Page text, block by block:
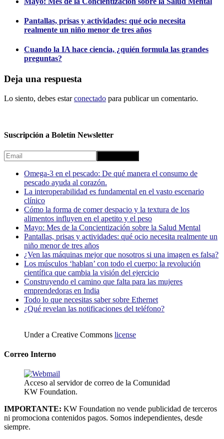
Pantallas, prisas y actividades: qué ocio necesita
realmente un niño menor de tres años
Cuando la IA hace ciencia, ¿quién formula las grandes
preguntas?
Deja una respuesta
Lo siento, debes estarconectado para publicar un comentario.
Suscripción a Boletín Newsletter
Omega-3 en el pescado: De qué manera el consumo de
pescado ayuda al corazón.
La interoperabilidad es fundamental en el vasto escenario
clínico
Cómo la forma de comer despacio y la textura de los
alimentos influyen en el apetito y el peso
Mayo: Mes de la Concientización sobre la Salud Mental
Pantallas, prisas y actividades: qué ocio necesita realmente un
niño menor de tres años
¿Ven las máquinas mejor que nosotros si una imagen es falsa?
Los músculos ‘hablan’ con todo el cuerpo: la revolución
científica que cambia la visión del ejercicio
Construyendo el camino que falta para las mujeres
emprendedoras en India
Todo lo que necesitas saber sobre Ethernet
¿Qué revelan las notificaciones del teléfono?
Under a Creative Commons license
Correo Interno
Acceso al servidor de correo de la Comunidad
KW Foundation.
IMPORTANTE: KW Foundation no vende publicidad de terceros
ni promociona contenidos pagos. Somos independientes, desde
siempre.